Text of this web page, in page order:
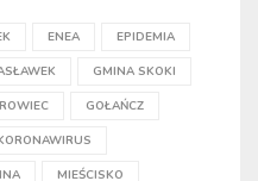
ENEA EPIDEMIA
GMINA SKOKI
GOŁAŃCZ
MIEŚCISKO